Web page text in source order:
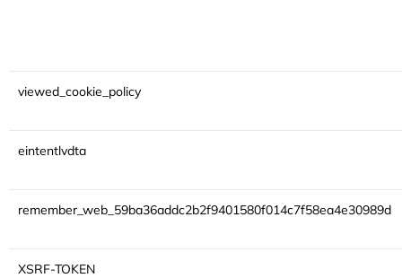
viewed_cookie_policy
eintentlvdta
remember_web_59ba36addc2b2f9401580f014c7f58ea4e30989d
XSRF-TOKEN